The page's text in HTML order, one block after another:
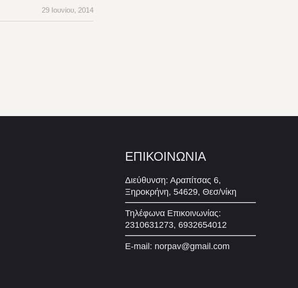
29 Ιουνίου, 2014
ΕΠΙΚΟΙΝΩΝΙΑ
Διεύθυνση: Αραπίτσας 6,
Ξηροκρήνη, 54629, Θεσ/νίκη
Τηλέφωνα Επικοινωνίας:
2310631273, 6932654012
E-mail: norpav@gmail.com